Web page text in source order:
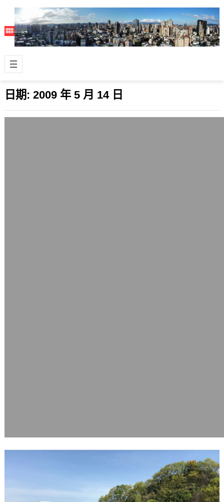
日期: 2009 年 5 月 14 日